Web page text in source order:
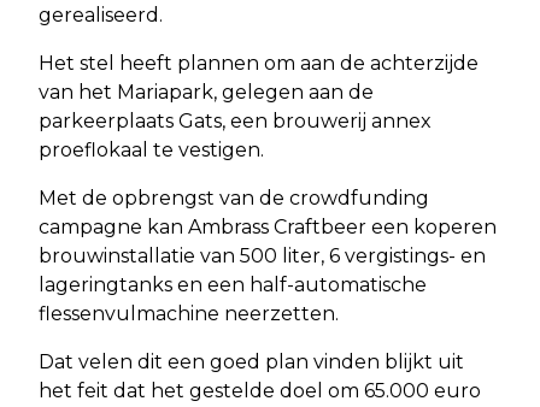
gerealiseerd.
Het stel heeft plannen om aan de achterzijde
van het Mariapark, gelegen aan de
parkeerplaats Gats, een brouwerij annex
proeflokaal te vestigen.
Met de opbrengst van de crowdfunding
campagne kan Ambrass Craftbeer een koperen
brouwinstallatie van 500 liter, 6 vergistings- en
lageringtanks en een half-automatische
flessenvulmachine neerzetten.
Dat velen dit een goed plan vinden blijkt uit
het feit dat het gestelde doel om 65.000 euro